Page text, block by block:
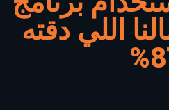
اللي دقته